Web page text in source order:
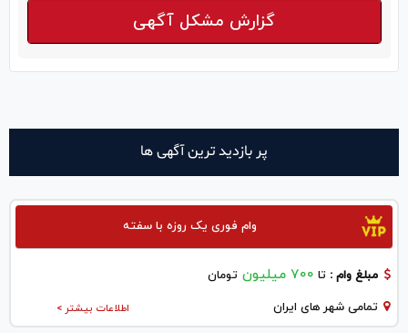
گزارش مشکل آگهی
پر بازدید ترین آگهی ها
وام فوری یک روزه با سفته
مبلغ وام : تا 700 میلیون تومان
اطلاعات بیشتر > تمامی شهر های ایران